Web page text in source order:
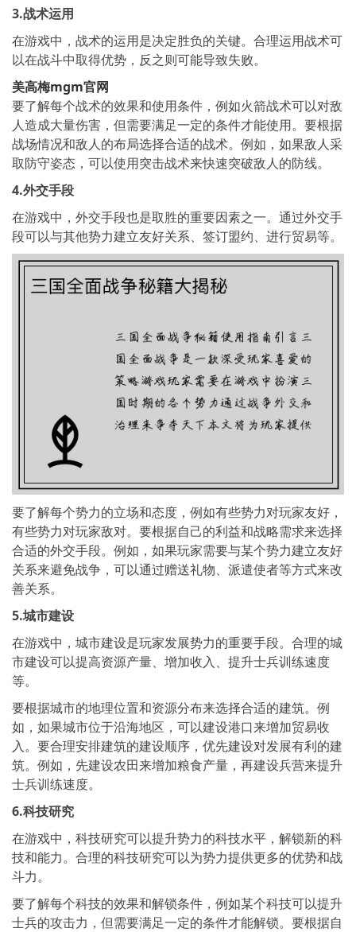
3.战术运用
在游戏中，战术的运用是决定胜负的关键。合理运用战术可
以在战斗中取得优势，反之则可能导致失败。
美高梅mgm官网
要了解每个战术的效果和使用条件，例如火箭战术可以对敌
人造成大量伤害，但需要满足一定的条件才能使用。要根据
战场情况和敌人的布局选择合适的战术。例如，如果敌人采
取防守姿态，可以使用突击战术来快速突破敌人的防线。
4.外交手段
在游戏中，外交手段也是取胜的重要因素之一。通过外交手
段可以与其他势力建立友好关系、签订盟约、进行贸易等。
要了解每个势力的立场和态度，例如有些势力对玩家友好，
有些势力对玩家敌对。要根据自己的利益和战略需求来选择
合适的外交手段。例如，如果玩家需要与某个势力建立友好
关系来避免战争，可以通过赠送礼物、派遣使者等方式来改
善关系。
5.城市建设
在游戏中，城市建设是玩家发展势力的重要手段。合理的城
市建设可以提高资源产量、增加收入、提升士兵训练速度
等。
要根据城市的地理位置和资源分布来选择合适的建筑。例
如，如果城市位于沿海地区，可以建设港口来增加贸易收
入。要合理安排建筑的建设顺序，优先建设对发展有利的建
筑。例如，先建设农田来增加粮食产量，再建设兵营来提升
士兵训练速度。
6.科技研究
在游戏中，科技研究可以提升势力的科技水平，解锁新的科
技和能力。合理的科技研究可以为势力提供更多的优势和战
斗力。
要了解每个科技的效果和解锁条件，例如某个科技可以提升
士兵的攻击力，但需要满足一定的条件才能解锁。要根据自